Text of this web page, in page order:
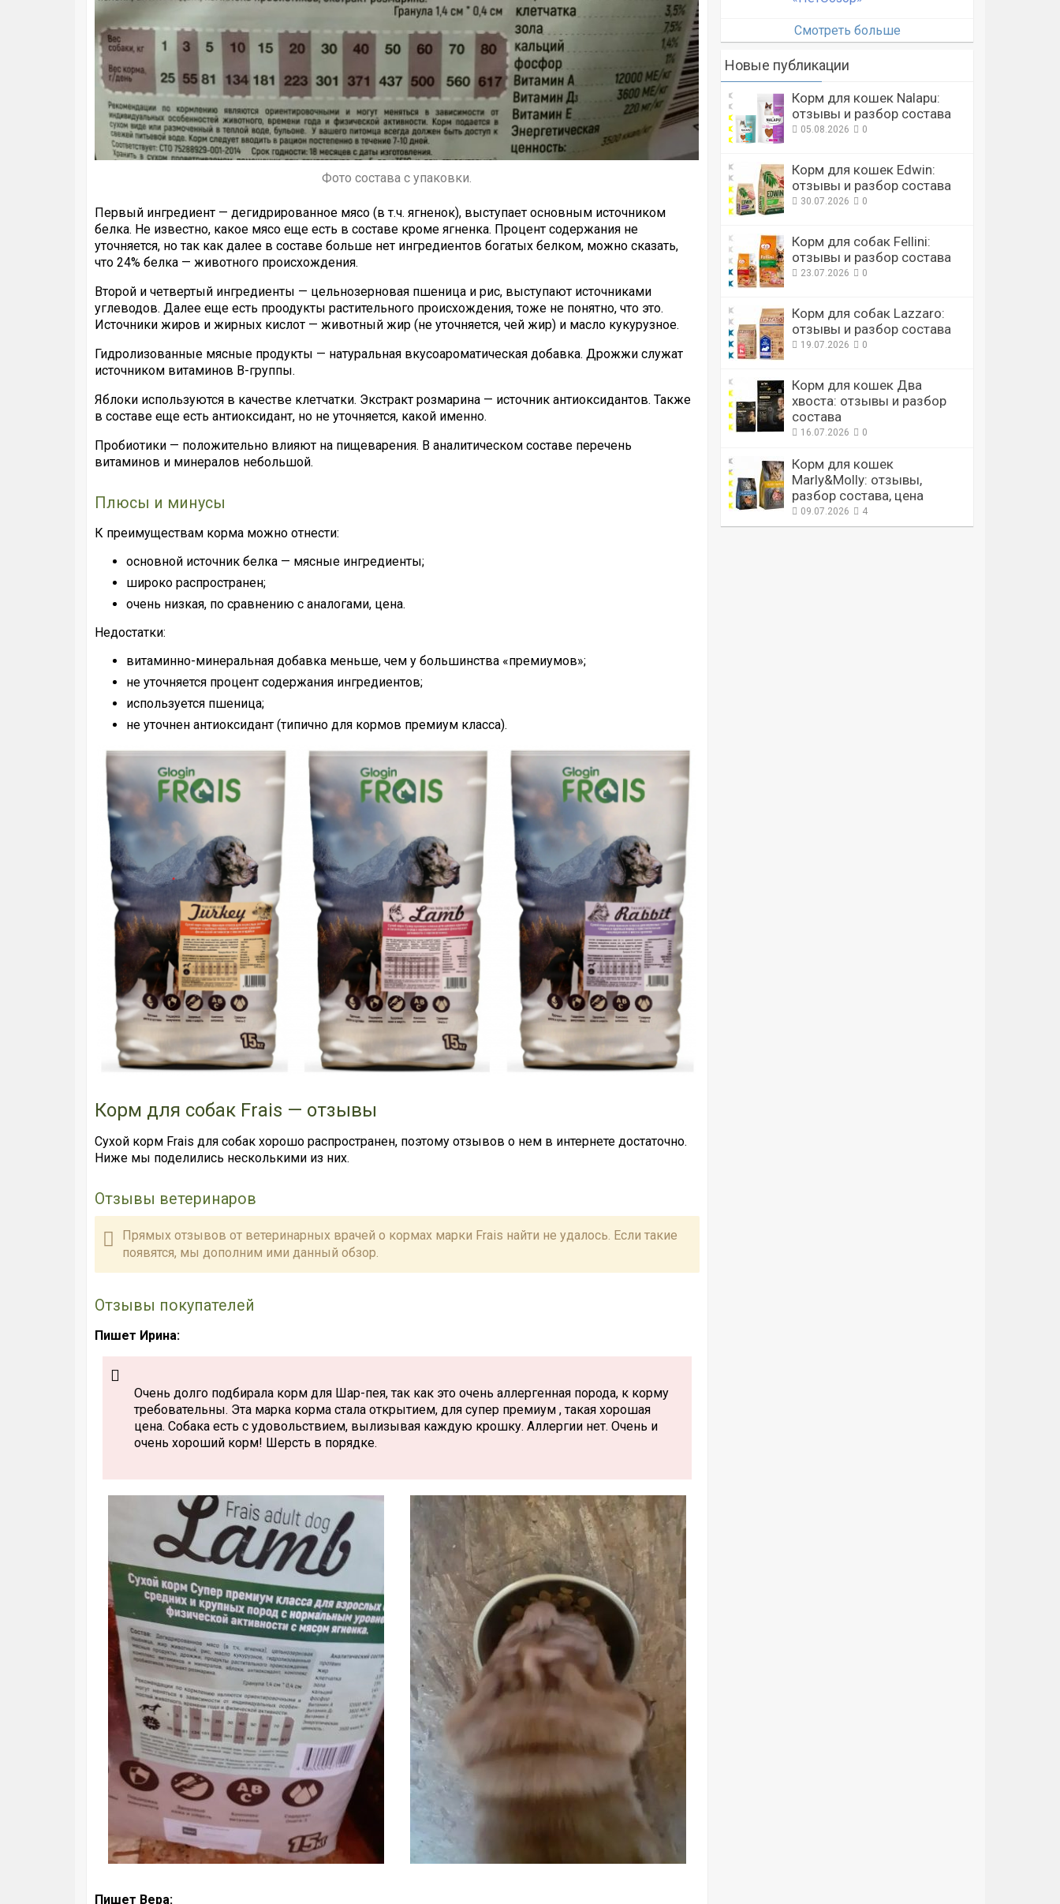
Фото состава с упаковки.
Первый ингредиент — дегидрированное мясо (в т.ч. ягненок), выступает основным источником
белка. Не известно, какое мясо еще есть в составе кроме ягненка. Процент содержания не
уточняется, но так как далее в составе больше нет ингредиентов богатых белком, можно сказать,
что 24% белка — животного происхождения.
Второй и четвертый ингредиенты — цельнозерновая пшеница и рис, выступают источниками
углеводов. Далее еще есть проодукты растительного происхождения, тоже не понятно, что это.
Источники жиров и жирных кислот — животный жир (не уточняется, чей жир) и масло кукурузное.
Гидролизованные мясные продукты — натуральная вкусоароматическая добавка. Дрожжи служат
источником витаминов B-группы.
Яблоки используются в качестве клетчатки. Экстракт розмарина — источник антиоксидантов. Также
в составе еще есть антиоксидант, но не уточняется, какой именно.
Пробиотики — положительно влияют на пищеварения. В аналитическом составе перечень
витаминов и минералов небольшой.
Плюсы и минусы
К преимуществам корма можно отнести:
основной источник белка — мясные ингредиенты;
широко распространен;
очень низкая, по сравнению с аналогами, цена.
Недостатки:
витаминно-минеральная добавка меньше, чем у большинства «премиумов»;
не уточняется процент содержания ингредиентов;
используется пшеница;
не уточнен антиоксидант (типично для кормов премиум класса).
Корм для собак Frais — отзывы
Сухой корм Frais для собак хорошо распространен, поэтому отзывов о нем в интернете достаточно.
Ниже мы поделились несколькими из них.
Отзывы ветеринаров
Прямых отзывов от ветеринарных врачей о кормах марки Frais найти не удалось. Если такие
появятся, мы дополним ими данный обзор.
Отзывы покупателей
Пишет Ирина:
Очень долго подбирала корм для Шар-пея, так как это очень аллергенная порода, к корму
требовательны. Эта марка корма стала открытием, для супер премиум , такая хорошая
цена. Собака есть с удовольствием, вылизывая каждую крошку. Аллергии нет. Очень и
очень хороший корм! Шерсть в порядке.
Пишет Вера:
Смотреть больше
Новые публикации
Корм для кошек Nalapu:
отзывы и разбор состава
05.08.2026 0
Корм для кошек Edwin:
отзывы и разбор состава
30.07.2026 0
Корм для собак Fellini:
отзывы и разбор состава
23.07.2026 0
Корм для собак Lazzaro:
отзывы и разбор состава
19.07.2026 0
Корм для кошек Два
хвоста: отзывы и разбор
состава
16.07.2026 0
Корм для кошек
Marly&Molly: отзывы,
разбор состава, цена
09.07.2026 4